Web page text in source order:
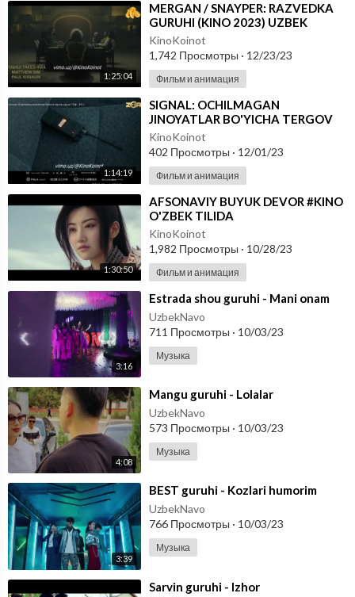
1:25:04
⁣MERGAN / SNAYPER: RAZVEDKA
GURUHI (KINO 2023) UZBEK
TILIDA
KinoKoinot
1,742 Просмотры · 12/23/23
Фильм и анимация
1:14:19
⁣SIGNAL: OCHILMAGAN
JINOYATLAR BO'YICHA TERGOV
GURUHI #KINO 2023 UZBEK
TILIDA
KinoKoinot
402 Просмотры · 12/01/23
Фильм и анимация
1:30:50
⁣AFSONAVIY BUYUK DEVOR #KINO
O'ZBEK TILIDA
KinoKoinot
1,982 Просмотры · 10/28/23
Фильм и анимация
3:16
⁣Estrada shou guruhi - Mani onam
UzbekNavo
711 Просмотры · 10/03/23
Музыка
4:08
⁣Mangu guruhi - Lolalar
UzbekNavo
573 Просмотры · 10/03/23
Музыка
3:39
⁣BEST guruhi - Kozlari humorim
UzbekNavo
766 Просмотры · 10/03/23
Музыка
⁣Sarvin guruhi - Izhor